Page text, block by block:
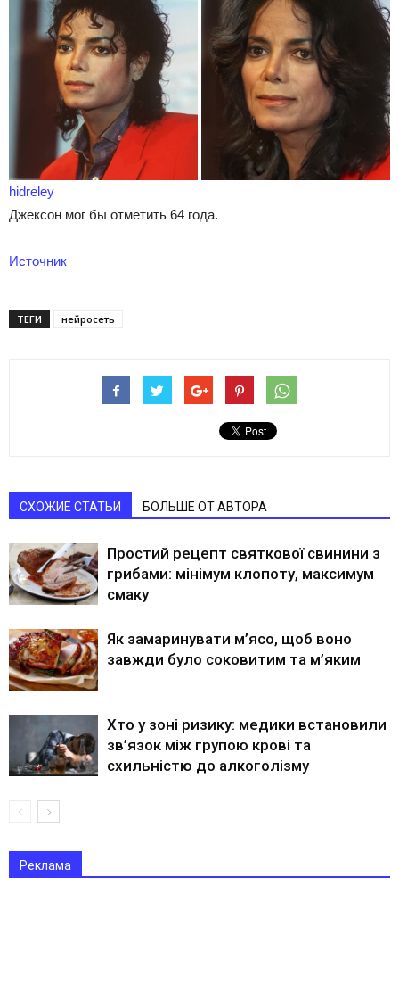
hidreley
Джексон мог бы отметить 64 года.
Источник
ТЕГИ нейросеть
СХОЖИЕ СТАТЬИ БОЛЬШЕ ОТ АВТОРА
Простий рецепт святкової свинини з
грибами: мінімум клопоту, максимум
смаку
Як замаринувати м’ясо, щоб воно
завжди було соковитим та м’яким
Хто у зоні ризику: медики встановили
зв’язок між групою крові та
схильністю до алкоголізму
Реклама